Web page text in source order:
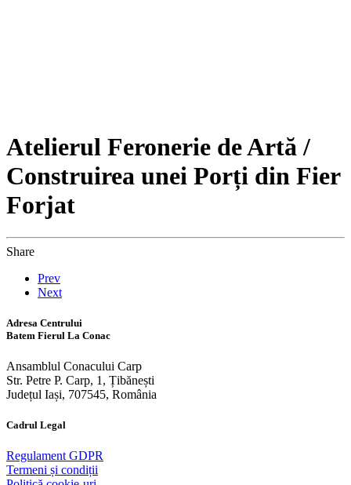
Atelierul Feronerie de Artă /
Construirea unei Porți din Fier
Forjat
Share
Prev
Next
Adresa Centrului
Batem Fierul La Conac
Ansamblul Conacului Carp
Str. Petre P. Carp, 1, Țibănești
Județul Iași, 707545, România
Cadrul Legal
Regulament GDPR
Termeni și condiții